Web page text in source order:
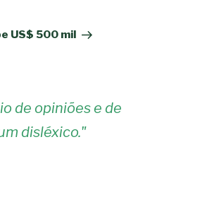
US$ 500 mil
de opiniões e de
disléxico."